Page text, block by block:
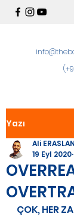
Yazı
Ali ERASLAN
19 Eyl 2020
ÇOK, HER